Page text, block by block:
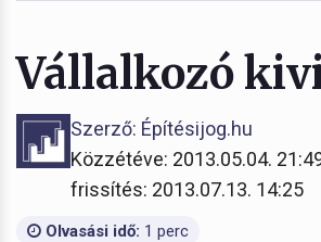
Vállalkozó
Szerző: Építésijog.hu
Közzétéve: 2013.05.04.
frissítés: 2013.07.13. 14:25
Olvasási idő: 1 perc